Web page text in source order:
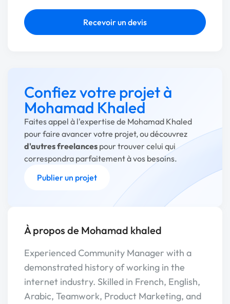
Recevoir un devis
Confiez votre projet à
Mohamad Khaled
Faites appel à l'expertise de Mohamad Khaled
pour faire avancer votre projet, ou découvrez
d'autres freelances pour trouver celui qui
correspondra parfaitement à vos besoins.
Publier un projet
À propos de Mohamad khaled
Experienced Community Manager with a
demonstrated history of working in the
internet industry. Skilled in French, English,
Arabic, Teamwork, Product Marketing, and